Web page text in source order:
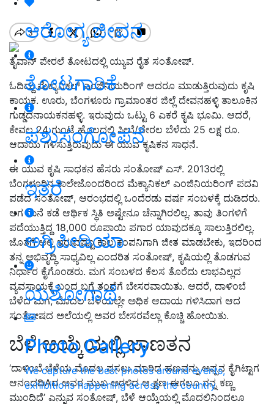
ಆರೋಗ್ಯ ಜೀವನ
ತೋಟಗಾರಿಕೆ
ಪಶುಸಂಗೋಪನೆ
ಇತರೆ
ಅಗ್ರಿಪೀಡಿಯಾ
ಯಶೋಗಾಥೆ
Photo Gallery
We capture the best photos around events,
exhibitions happening across the country
ತೈವಾನ್ ಪೇರಲೆ ತೋಟದಲ್ಲಿ ಯ್ಯುವ ರೈತ ಸಂತೋಷ್.
ಓದಿದ್ದು ಮೆಕ್ಯಾನಿಕಲ್ ಎಂಜಿನಿಯರಿಂಗ್ ಆದರೂ ಮಾಡುತ್ತಿರುವುದು ಕೃಷಿ
ಕಾಯಕ. ಊರು, ಬೆಂಗಳೂರು ಗ್ರಾಮಾಂತರ ಜಿಲ್ಲೆ ದೇವನಹಳ್ಳಿ ತಾಲೂಕಿನ
ಗುಡ್ಡದನಾಯಕನಹಳ್ಳಿ. ಇರುವುದು ಒಟ್ಟು 6 ಎಕರೆ ಕೃಷಿ ಭೂಮಿ. ಆದರೆ,
ಕೇವಲ 24 ಗುಂಟೆ ಹೊಲದಲ್ಲಿ ಸೀಬೆ/ಪೇರಲ ಬೆಳೆದು 25 ಲಕ್ಷ ರೂ.
ಆದಾಯ ಗಳಿಸುತ್ತಿರುವುದು ಈ ಯುವ ಕೃಷಿಕನ ಸಾಧನೆ.
ಈ ಯುವ ಕೃಷಿ ಸಾಧಕನ ಹೆಸರು ಸಂತೋಷ್ ಎಸ್. 2013ರಲ್ಲಿ
ಬೆಂಗಳೂರಿನ ಕಾಲೇಜೊಂದರಿಂದ ಮೆಕ್ಯಾನಿಕಲ್ ಎಂಜಿನಿಯರಿಂಗ್ ಪದವಿ
ಪಡೆದ ಸಂತೋಷ್, ಆರಂಭದಲ್ಲಿ ಒಂದೆರಡು ವರ್ಷ ಸಂಬಳಕ್ಕೆ ದುಡಿದರು.
ಆಗ ಮನೆ ಕಡೆ ಆರ್ಥಿಕ ಸ್ಥಿತಿ ಅಷ್ಟೇನೂ ಚೆನ್ನಾಗಿರಲಿಲ್ಲ. ತಾವು ತಿಂಗಳಿಗೆ
ಪದೆಯುತ್ತಿದ್ದ 18,000 ರೂಪಾಯಿ ಪಗಾರ ಯಾವುದಕ್ಕೂ ಸಾಲುತ್ತಿರಲಿಲ್ಲ.
ಜೊತೆಗೆ ಅಲ್ಲಿ ಇರುವಷ್ಟೂ ಕಾಲ ಕಂಪನಿಗಾಗಿ ಜೀತ ಮಾಡಬೇಕು, ಇದರಿಂದ
ತನ್ನ ಅಭಿವೃದ್ಧಿ ಸಾಧ್ಯವಿಲ್ಲ ಎಂದರಿತ ಸಂತೋಷ್, ಕೃಷಿಯಲ್ಲಿ ತೊಡಗುವ
ನಿರ್ಧಾರ ಕೈಗೊಂಡರು. ಮಗ ಸಂಬಳದ ಕೆಲಸ ತೊರೆದು ಲಾಭವಿಲ್ಲದ
ವ್ಯವಸಾಯಕ್ಕೆ ಬಂದ ಬಗ್ಗೆ ತಂದೆಗೆ ಬೇಸರವಾಯಿತು. ಆದರೆ, ದಾಳಿಂಬೆ
ಬೆಳೆದ ಮಗ, ಮೊದಲ ಬೆಳೆಯಲ್ಲೇ ಅಧಿಕ ಆದಾಯ ಗಳಿಸಿದಾಗ ಆದ
ಸಂತೋಷದ ಅಲೆಯಲ್ಲಿ ಅವರ ಬೇಸರವೆಲ್ಲಾ ಕೊಚ್ಚಿ ಹೋಯಿತು.
ಬೆಳೆ ಆಯ್ಕೆಯಲ್ಲಿ ಜಾಣತನ
‘ದಾಳಿಂಬೆ ಬೆಳೆಯ ಮೊದಲ ಫಸಲು ಮಾರಿದ ಹಣವನ್ನು ಅಪ್ಪನ ಕೈಗಿಟ್ಟಾಗ
ಆನಂದದಿAದ ಅವರ ಮುಖ ಅರಳಿದ ಆ ಕ್ಷಣ ಈಗಲೂ ನನ್ನ ಕಣ್ಣ
ಮುಂದಿದೆ’ ಎನ್ನುವ ಸಂತೋಷ್, ಬೆಳೆ ಆಯ್ಕೆಯಲ್ಲಿ ಮೊದಲಿನಿಂದಲೂ